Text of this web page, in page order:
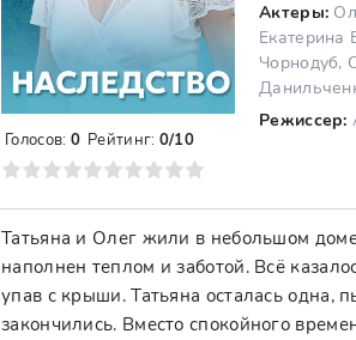
Актеры:
Екатерина
Чорнодуб,
Режиссер:
Голосов: 0 Рейтинг: 0/10
7 8 9 10
Татьяна и Олег жили в небольшом
наполнен теплом и заботой. Всё
упав с крыши. Татьяна осталась одна,
закончились. Вместо спокойного